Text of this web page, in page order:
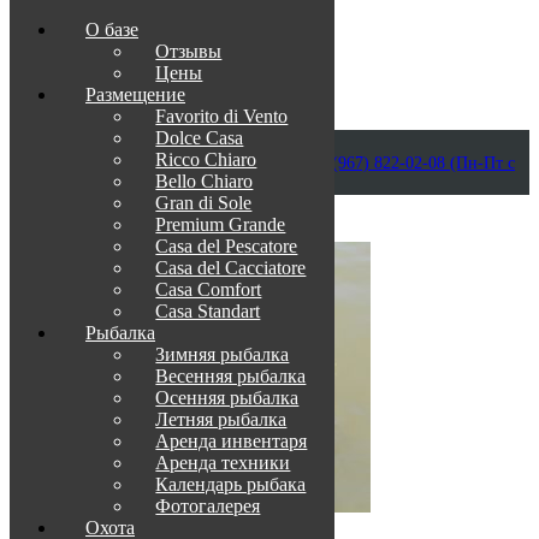
Приветствуем в Венеции на Каспии!
info@otdih-v-astrakhani.ru Как нас найти
+7 (967) 822-02-08 (Пн-Пт с
09:00 до 18:00)
Забронировать
О базе
Отзывы
Цены
Размещение
Favorito di Vento
Dolce Casa
Ricco Chiaro
Bello Chiaro
Gran di Sole
Premium Grande
Casa del Pescatore
Casa del Cacсiatore
Casa Comfort
Casa Standart
Рыбалка
Зимняя рыбалка
Весенняя рыбалка
Осенняя рыбалка
Летняя рыбалка
Аренда инвентаря
Аренда техники
Календарь рыбака
Фотогалерея
Охота